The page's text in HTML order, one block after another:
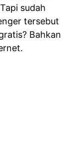
sudah
tersebut
Bahkan